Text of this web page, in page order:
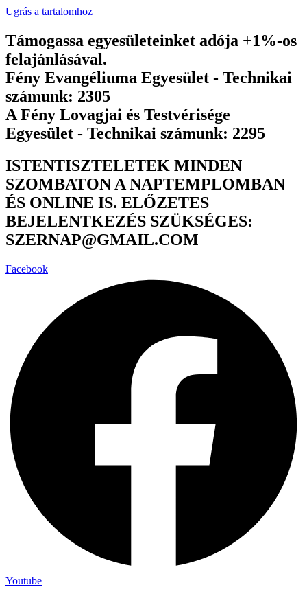
Ugrás a tartalomhoz
Támogassa egyesületeinket adója +1%-os
felajánlásával.
Fény Evangéliuma Egyesület - Technikai
számunk: 2305
A Fény Lovagjai és Testvérisége
Egyesület - Technikai számunk: 2295
ISTENTISZTELETEK MINDEN
SZOMBATON A NAPTEMPLOMBAN
ÉS ONLINE IS. ELŐZETES
BEJELENTKEZÉS SZÜKSÉGES:
SZERNAP@GMAIL.COM
Facebook
Youtube